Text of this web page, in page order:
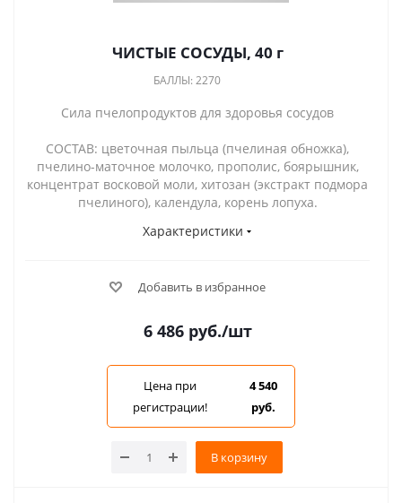
ЧИСТЫЕ СОСУДЫ, 40 г
БАЛЛЫ: 2270
Сила пчелопродуктов для здоровья сосудов
СОСТАВ: цветочная пыльца (пчелиная обножка),
пчелино-маточное молочко, прополис, боярышник,
концентрат восковой моли, хитозан (экстракт подмора
пчелиного), календула, корень лопуха.
Характеристики
Добавить в избранное
6 486 руб./шт
Цена при
регистрации!
4 540
руб.
В корзину